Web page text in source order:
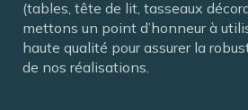
(tables, tête de lit, tasseaux
mettons un point d’honneur à
haute qualité pour assurer la
de nos réalisations.